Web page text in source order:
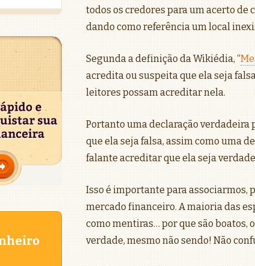
todos os credores para um acerto de
dando como referência um local
Segunda a definição da Wikiédia, “
acredita ou suspeita que ela seja
leitores possam acreditar nela.
Portanto uma declaração verdadeira
que ela seja falsa, assim como uma
falante acreditar que ela seja
Isso é importante para associarmos,
mercado financeiro. A maioria das
como mentiras… por que são boatos,
verdade, mesmo não sendo! Não